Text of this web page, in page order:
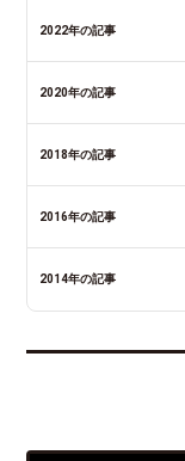
2022年の記事
2020年の記事
2018年の記事
2016年の記事
2014年の記事